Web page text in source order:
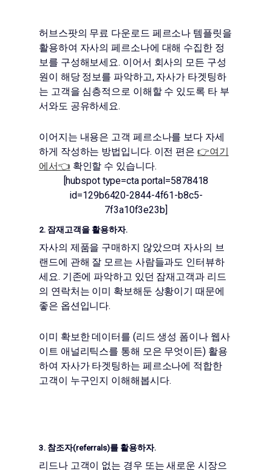
허브스팟의 무료 다운로드 페르소나 템플릿을
활용하여 자사의 페르소나에 대해 수집한 정
보를 구성해보세요. 이어서 회사의 모든 구성
원이 해당 정보를 파악하고, 자사가 타겟팅하
는 고객을 심층적으로 이해할 수 있도록 타 부
서와도 공유하세요.
이어지는 내용은 고객 페르소나를 보다 자세
하게 작성하는 방법입니다. 이전 편은 👉여기
에서👈 확인할 수 있습니다.
[hubspot type=cta portal=5878418
id=129b6420-2844-4f61-b8c5-
7f3a10f3e23b]
2. 잠재고객을 활용하자.
자사의 제품을 구매하지 않았으며 자사의 브
랜드에 관해 잘 모르는 사람들과도 인터뷰하
세요. 기존에 파악하고 있던 잠재고객과 리드
의 연락처는 이미 확보해둔 상황이기 때문에
좋은 옵션입니다.
이미 확보한 데이터를 (리드 생성 폼이나 웹사
이트 애널리틱스를 통해 모은 무엇이든) 활용
하여 자사가 타겟팅하는 페르소나에 적합한
고객이 누구인지 이해해봅시다.
3. 참조자(referrals)를 활용하자.
리드나 고객이 없는 경우 또는 새로운 시장으